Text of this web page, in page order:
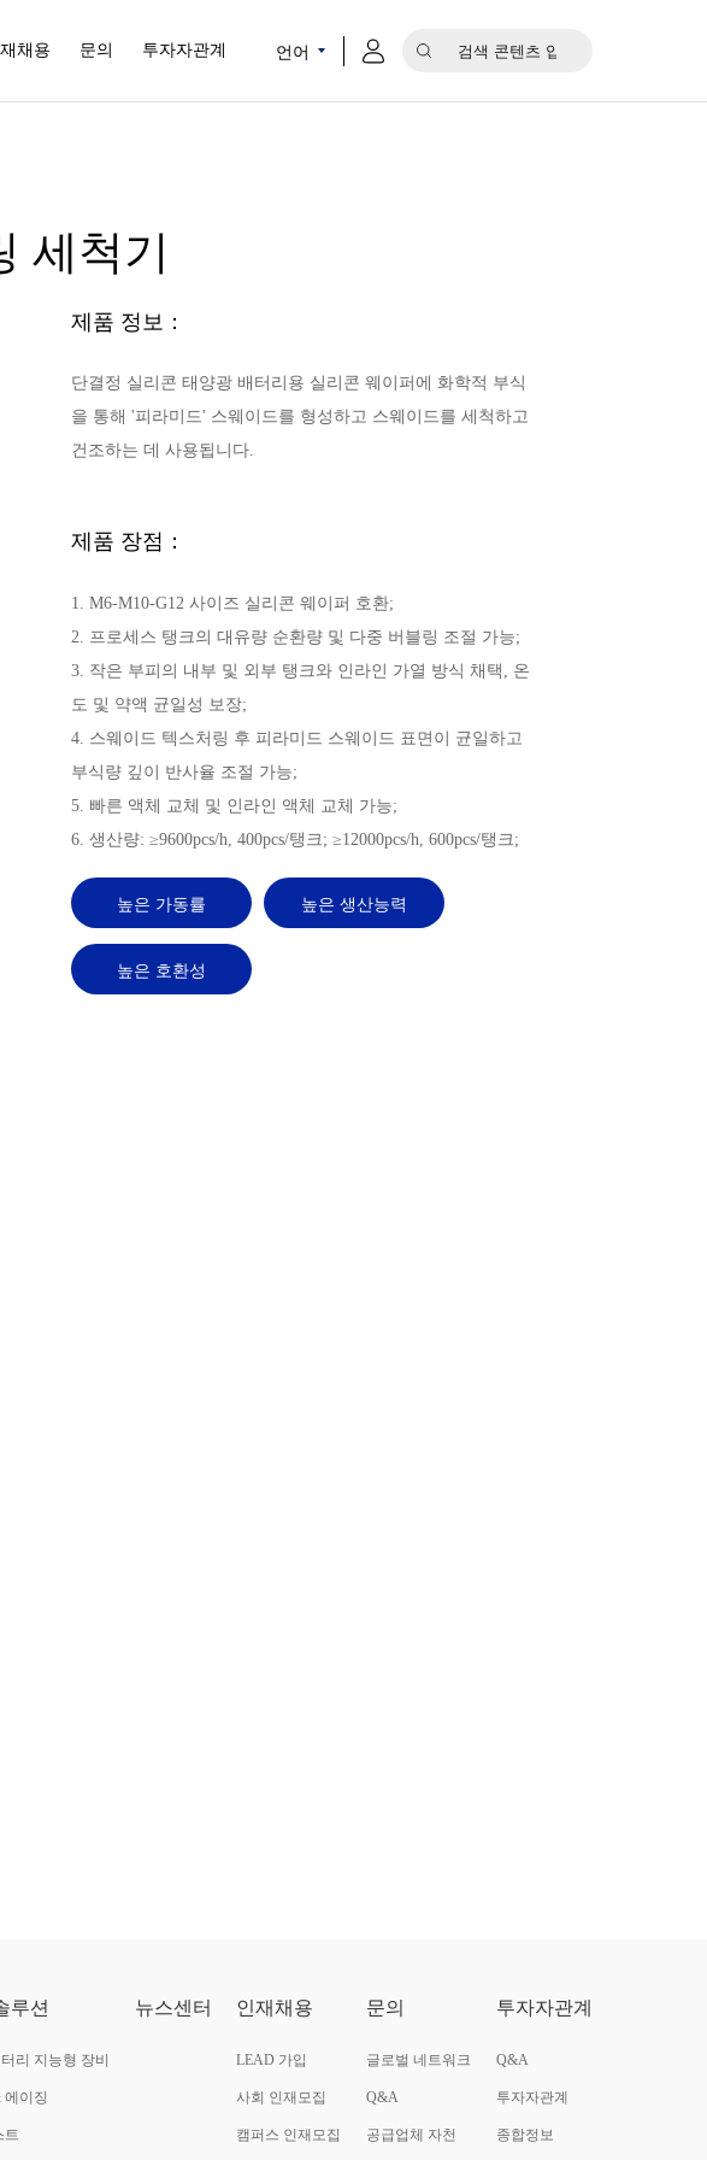
채용 문의 투자자관계 언어
세척기
제품 정보：
단결정 실리콘 태양광 배터리용 실리콘 웨이퍼에 화학적 부식
을 통해 '피라미드' 스웨이드를 형성하고 스웨이드를 세척하고
건조하는 데 사용됩니다.
제품 장점：
1. M6-M10-G12 사이즈 실리콘 웨이퍼 호환;
2. 프로세스 탱크의 대유량 순환량 및 다중 버블링 조절 가능;
3. 작은 부피의 내부 및 외부 탱크와 인라인 가열 방식 채택, 온
도 및 약액 균일성 보장;
4. 스웨이드 텍스처링 후 피라미드 스웨이드 표면이 균일하고
부식량 깊이 반사율 조절 가능;
5. 빠른 액체 교체 및 인라인 액체 교체 가능;
6. 생산량: ≥9600pcs/h, 400pcs/탱크; ≥12000pcs/h, 600pcs/탱크;
높은 가동률 높은 생산능력
높은 호환성
루션
리 지능형 장비
에이징
트
뉴스센터 인재채용
LEAD 가입
사회 인재모집
캠퍼스 인재모집
문의
글로벌 네트워크
Q&A
공급업체 자천
투자자관계
Q&A
투자자관계
종합정보